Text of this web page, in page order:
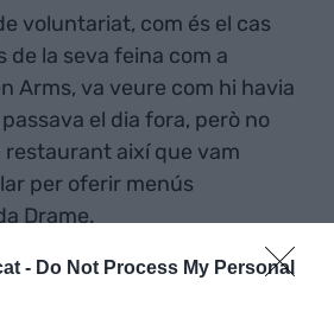
- Do Not Process My Personal
voluntariat, com és el cas
de la seva feina com a
Arms, va veure com hi havia
el dia fora, però no
restaurant així que vam
per oferir menús
Drame.